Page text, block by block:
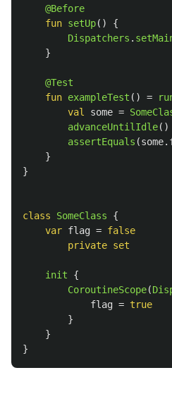
@Before
fun setUp()
{
Dispatchers .
}
@Test
fun exampleTest () =
val
some =
advanceUntilIdle()
assertEquals (some.
}
}
class SomeClass
{
var flag = false
private set
init
{
CoroutineScope(
flag = true
}
}
}